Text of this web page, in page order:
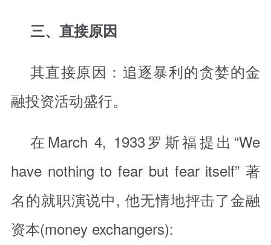
三、直接原因
其直接原因：追逐暴利的贪婪的金
融投资活动盛行。
在March 4, 1933罗斯福提出“We
have nothing to fear but fear itself” 著
名的就职演说中, 他无情地抨击了金融
资本(money exchangers):